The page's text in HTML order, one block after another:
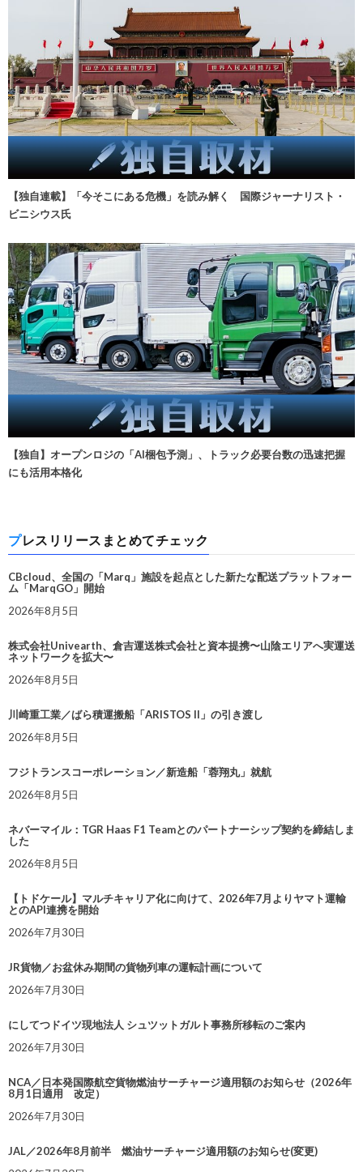
【独自連載】「今そこにある危機」を読み解く 国際ジャーナリスト・
ビニシウス氏
【独自】オープンロジの「AI梱包予測」、トラック必要台数の迅速把握
にも活用本格化
プレスリリースまとめてチェック
CBcloud、全国の「Marq」施設を起点とした新たな配送プラットフォー
ム「MarqGO」開始
2026年8月5日
株式会社Univearth、倉吉運送株式会社と資本提携〜山陰エリアへ実運送
ネットワークを拡大〜
2026年8月5日
川崎重工業／ばら積運搬船「ARISTOS II」の引き渡し
2026年8月5日
フジトランスコーポレーション／新造船「蓉翔丸」就航
2026年8月5日
ネバーマイル：TGR Haas F1 Teamとのパートナーシップ契約を締結しま
した
2026年8月5日
【トドケール】マルチキャリア化に向けて、2026年7月よりヤマト運輸
とのAPI連携を開始
2026年7月30日
JR貨物／お盆休み期間の貨物列車の運転計画について
2026年7月30日
にしてつドイツ現地法人 シュツットガルト事務所移転のご案内
2026年7月30日
NCA／日本発国際航空貨物燃油サーチャージ適用額のお知らせ（2026年
8月1日適用 改定）
2026年7月30日
JAL／2026年8月前半 燃油サーチャージ適用額のお知らせ(変更)